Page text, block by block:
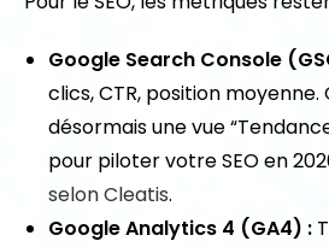
Google Search Console
clics, CTR, position moyenne.
désormais une vue
pour piloter votre SEO en
selon Cleatis.
Google Analytics 4 (GA4) :